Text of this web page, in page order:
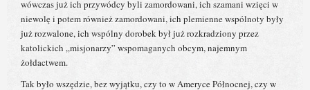
wówczas już ich przywódcy byli zamordowani, ich szamani wzięci w
niewolę i potem również zamordowani, ich plemienne wspólnoty były
już rozwalone, ich wspólny dorobek był już rozkradziony przez
katolickich „misjonarzy” wspomaganych obcym, najemnym
żołdactwem.
Tak było wszędzie, bez wyjątku, czy to w Ameryce Północnej, czy w